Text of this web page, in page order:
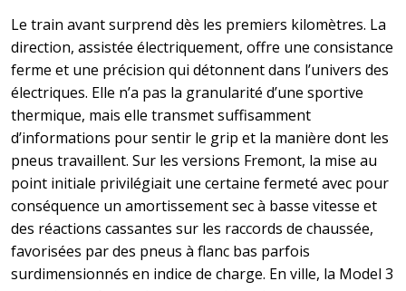
Le train avant surprend dès les premiers kilomètres. La
direction, assistée électriquement, offre une consistance
ferme et une précision qui détonnent dans l’univers des
électriques. Elle n’a pas la granularité d’une sportive
thermique, mais elle transmet suffisamment
d’informations pour sentir le grip et la manière dont les
pneus travaillent. Sur les versions Fremont, la mise au
point initiale privilégiait une certaine fermeté avec pour
conséquence un amortissement sec à basse vitesse et
des réactions cassantes sur les raccords de chaussée,
favorisées par des pneus à flanc bas parfois
surdimensionnés en indice de charge. En ville, la Model 3